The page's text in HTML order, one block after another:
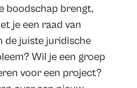
boodschap brengt,
je een raad van
de juiste juridische
Wil je een groep
voor een project?